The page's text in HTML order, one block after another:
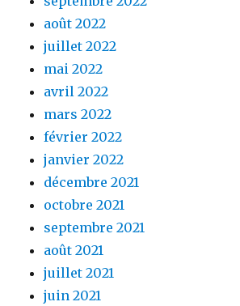
août 2022
juillet 2022
mai 2022
avril 2022
mars 2022
février 2022
janvier 2022
décembre 2021
octobre 2021
septembre 2021
août 2021
juillet 2021
juin 2021